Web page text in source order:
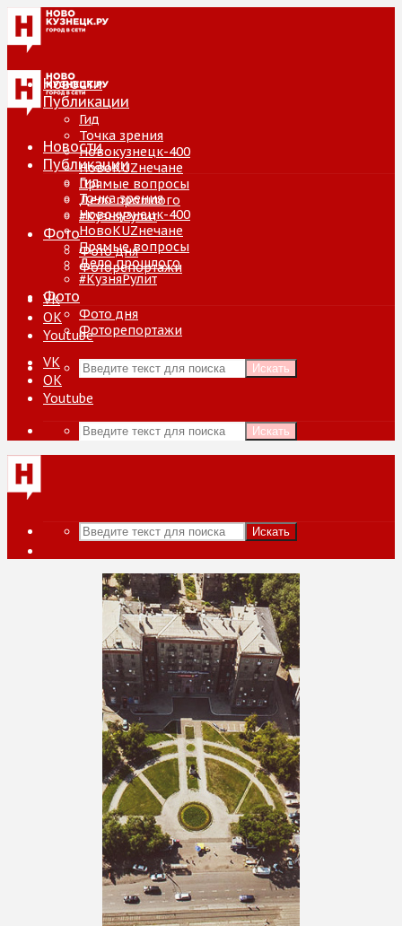
Новости
Публикации
Гид
Точка зрения
Новокузнецк-400
НовоKUZнечане
Прямые вопросы
Дело прошлого
#КузняРулит
Фото
Фото дня
Фоторепортажи
VK
ОК
Youtube
Искать
Новости
Публикации
Гид
Точка зрения
Новокузнецк-400
НовоKUZнечане
Прямые вопросы
Дело прошлого
#КузняРулит
Фото
Фото дня
Фоторепортажи
VK
ОК
Youtube
Искать
Искать